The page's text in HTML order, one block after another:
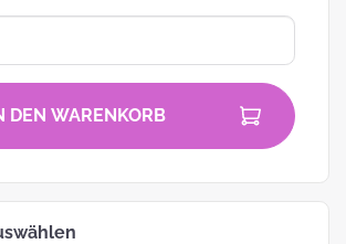
DEN WARENKORB